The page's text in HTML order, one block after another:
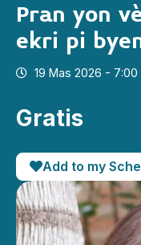
Pran yon
ekri pi
19 Mas 2026 - 7:00
Gratis
Add to my